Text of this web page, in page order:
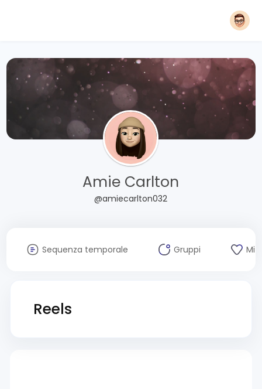
Amie Carlton
@amiecarlton032
Sequenza temporale Gruppi Mi
Reels